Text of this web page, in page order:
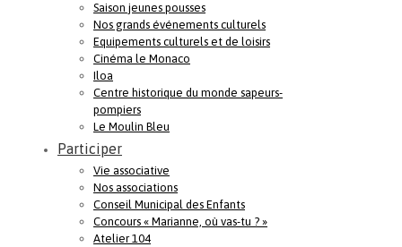
Saison jeunes pousses
Nos grands événements culturels
Equipements culturels et de loisirs
Cinéma le Monaco
Iloa
Centre historique du monde sapeurs-
pompiers
Le Moulin Bleu
Participer
Vie associative
Nos associations
Conseil Municipal des Enfants
Concours « Marianne, où vas-tu ? »
Atelier 104